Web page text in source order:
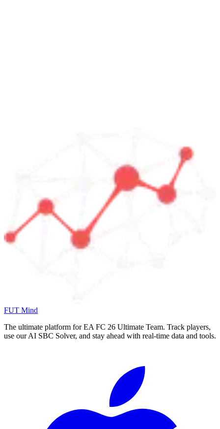
FUT Mind
The ultimate platform for EA FC 26 Ultimate Team. Track players,
use our AI SBC Solver, and stay ahead with real-time data and tools.